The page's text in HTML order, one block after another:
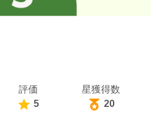
評価
5
星獲得数
20